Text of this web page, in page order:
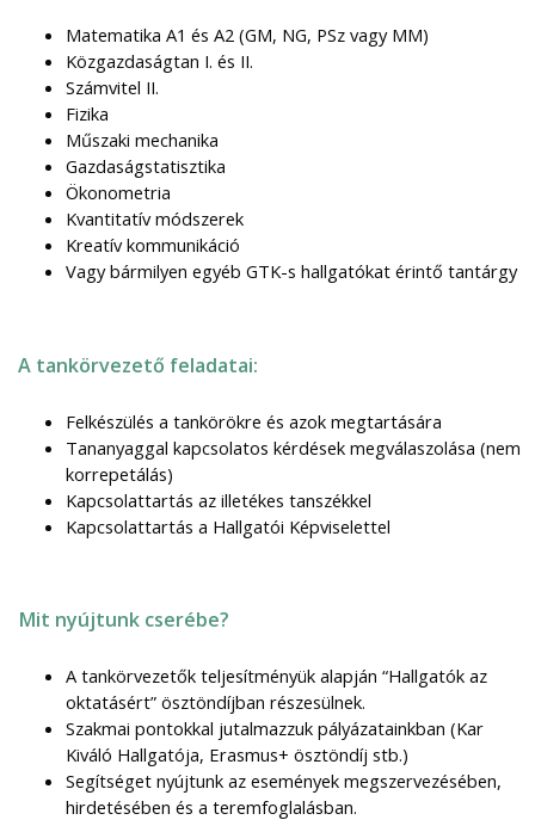
Matematika A1 és A2 (GM, NG, PSz vagy MM)
Közgazdaságtan I. és II.
Számvitel II.
Fizika
Műszaki mechanika
Gazdaságstatisztika
Ökonometria
Kvantitatív módszerek
Kreatív kommunikáció
Vagy bármilyen egyéb GTK-s hallgatókat érintő tantárgy
A tankörvezető feladatai:
Felkészülés a tankörökre és azok megtartására
Tananyaggal kapcsolatos kérdések megválaszolása (nem
korrepetálás)
Kapcsolattartás az illetékes tanszékkel
Kapcsolattartás a Hallgatói Képviselettel
Mit nyújtunk cserébe?
A tankörvezetők teljesítményük alapján “Hallgatók az
oktatásért” ösztöndíjban részesülnek.
Szakmai pontokkal jutalmazzuk pályázatainkban (Kar
Kiváló Hallgatója, Erasmus+ ösztöndíj stb.)
Segítséget nyújtunk az események megszervezésében,
hirdetésében és a teremfoglalásban.